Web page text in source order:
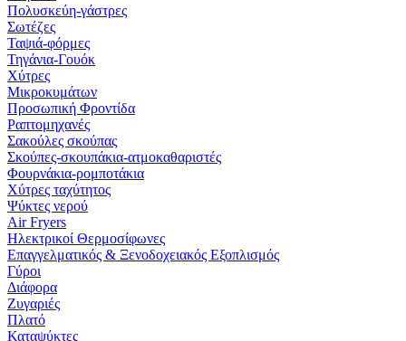
Πολυσκεύη-γάστρες
Σωτέζες
Ταψιά-φόρμες
Τηγάνια-Γουόκ
Χύτρες
Μικροκυμάτων
Προσωπική Φροντίδα
Ραπτομηχανές
Σακούλες σκούπας
Σκούπες-σκουπάκια-ατμοκαθαριστές
Φουρνάκια-ρομποτάκια
Χύτρες ταχύτητος
Ψύκτες νερού
Air Fryers
Ηλεκτρικοί Θερμοσίφωνες
Επαγγελματικός & Ξενοδοχειακός Εξοπλισμός
Γύροι
Διάφορα
Ζυγαριές
Πλατό
Καταψύκτες